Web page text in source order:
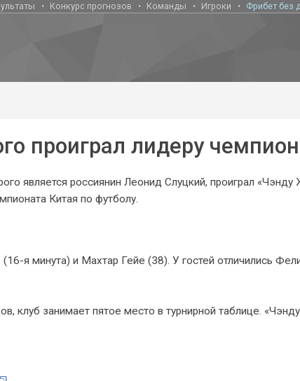
Конкурс прогнозов Команды Игроки Фрибет без
проиграл лидеру
является россиянин Леонид Слуцкий, проиграл
Китая по футболу.
я минута) и Махтар Гейе (38). У гостей отличились
клуб занимает пятое место в турнирной таблице.